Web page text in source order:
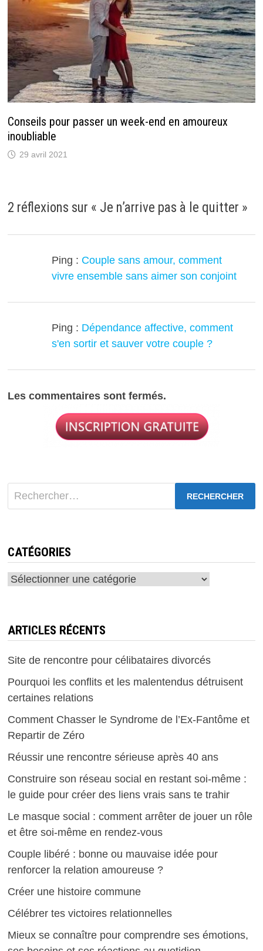
Conseils pour passer un week-end en amoureux
inoubliable
29 avril 2021
2 réflexions sur « Je n’arrive pas à le quitter »
Ping : Couple sans amour, comment
vivre ensemble sans aimer son conjoint
Ping : Dépendance affective, comment
s'en sortir et sauver votre couple ?
Les commentaires sont fermés.
Rechercher :
CATÉGORIES
Catégories
ARTICLES RÉCENTS
Site de rencontre pour célibataires divorcés
Pourquoi les conflits et les malentendus détruisent
certaines relations
Comment Chasser le Syndrome de l’Ex-Fantôme et
Repartir de Zéro
Réussir une rencontre sérieuse après 40 ans
Construire son réseau social en restant soi-même :
le guide pour créer des liens vrais sans te trahir
Le masque social : comment arrêter de jouer un rôle
et être soi-même en rendez-vous
Couple libéré : bonne ou mauvaise idée pour
renforcer la relation amoureuse ?
Créer une histoire commune
Célébrer tes victoires relationnelles
Mieux se connaître pour comprendre ses émotions,